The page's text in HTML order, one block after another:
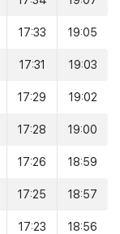
17:33 19:05
17:31 19:03
17:29 19:02
17:28 19:00
17:26 18:59
17:25 18:57
17:23 18:56